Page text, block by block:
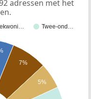
adressen met het
Twee-ond…
7%
5%